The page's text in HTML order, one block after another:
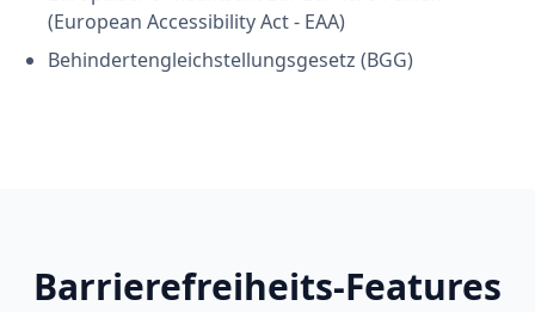
(European Accessibility Act - EAA)
Behindertengleichstellungsgesetz (BGG)
Barrierefreiheits-Features